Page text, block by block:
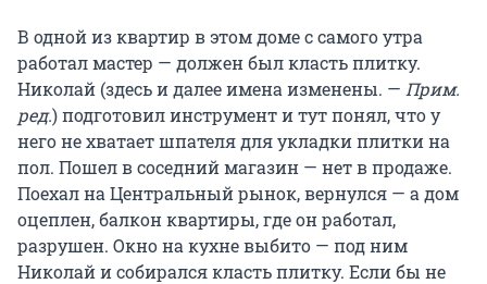
В одной из квартир в этом доме с самого утра
работал мастер — должен был класть плитку.
Николай (здесь и далее имена изменены. — Прим.
ред.) подготовил инструмент и тут понял, что у
него не хватает шпателя для укладки плитки на
пол. Пошел в соседний магазин — нет в продаже.
Поехал на Центральный рынок, вернулся — а дом
оцеплен, балкон квартиры, где он работал,
разрушен. Окно на кухне выбито — под ним
Николай и собирался класть плитку. Если бы не